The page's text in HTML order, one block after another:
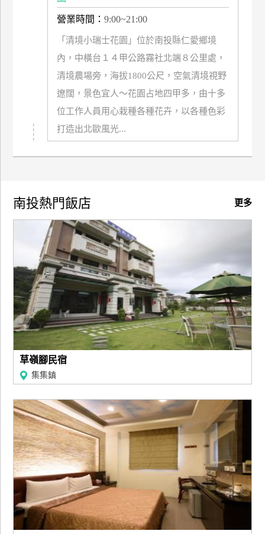
品
宣
營業時間： 9:00~21:00
「清境小瑞士花園」位於南投縣仁愛鄉境
內，中橫台１４甲公路霧社北端８公里處，
清境農場旁，海拔1800公尺，空氣清境視野
遼闊，景色宜人～花園占地四甲多，由十多
位工作人員用心栽種各種花卉，以各種色彩
打造出北歐風光...
更多
南投熱門飯店
草嶺腳民宿
集集鎮